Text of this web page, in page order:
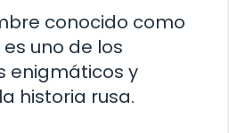
conocido como
es uno de los
enigmáticos y
historia rusa.